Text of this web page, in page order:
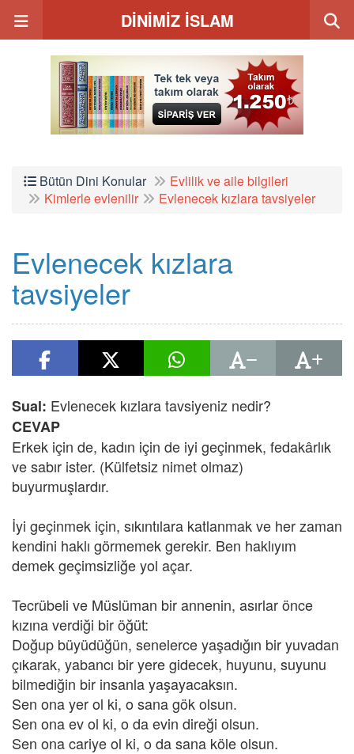
DİNİMİZ İSLAM
Bütün Dini Konular
Evlilik ve aile bilgileri
Kimlerle evlenilir
Evlenecek kızlara tavsiyeler
Evlenecek kızlara
tavsiyeler
Sual: Evlenecek kızlara tavsiyeniz nedir?
CEVAP
Erkek için de, kadın için de iyi geçinmek, fedakârlık
ve sabır ister. (Külfetsiz nimet olmaz)
buyurmuşlardır.
İyi geçinmek için, sıkıntılara katlanmak ve her zaman
kendini haklı görmemek gerekir. Ben haklıyım
demek geçimsizliğe yol açar.
Tecrübeli ve Müslüman bir annenin, asırlar önce
kızına verdiği bir öğüt:
Doğup büyüdüğün, senelerce yaşadığın bir yuvadan
çıkarak, yabancı bir yere gidecek, huyunu, suyunu
bilmediğin bir insanla yaşayacaksın.
Sen ona yer ol ki, o sana gök olsun.
Sen ona ev ol ki, o da evin direği olsun.
Sen ona cariye ol ki, o da sana köle olsun.